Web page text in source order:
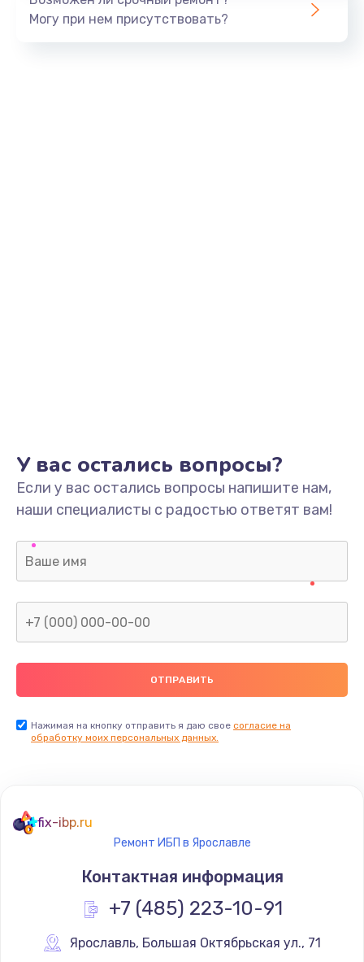
Могу при нем присутствовать?
У вас остались вопросы?
Если у вас остались вопросы напишите нам,
наши специалисты с радостью ответят вам!
Нажимая на кнопку отправить я даю свое согласие на
обработку моих персональных данных.
fix-ibp.ru
Ремонт ИБП в Ярославле
Контактная информация
+7 (485) 223-10-91
Ярославль, Большая Октябрьская ул., 71